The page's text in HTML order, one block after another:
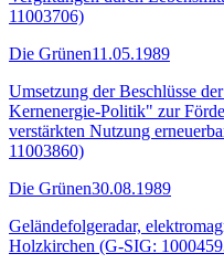
11003706)
Die Grünen11.05.1989
Umsetzung der Beschlüsse
Kernenergie-Politik" zur
verstärkten Nutzung
11003860)
Die Grünen30.08.1989
Geländefolgeradar,
Holzkirchen (G-SIG: